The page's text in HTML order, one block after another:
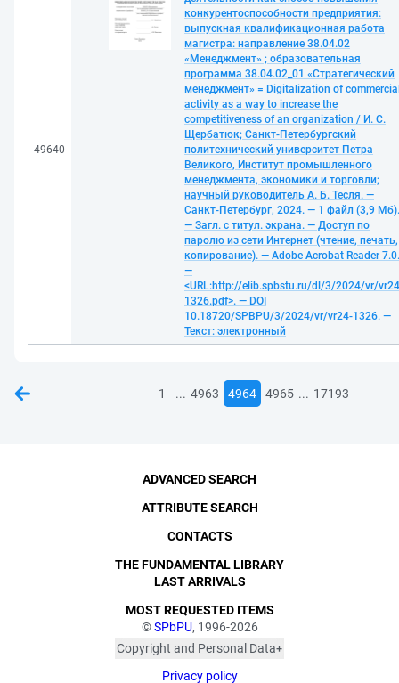
49640
конкурентоспособности предприятия:
выпускная квалификационная работа
магистра: направление 38.04.02
«Менеджмент» ; образовательная
программа 38.04.02_01 «Стратегический
менеджмент» = Digitalization of
activity as a way to increase the
competitiveness of an organization / И. С.
Щербатюк; Санкт-Петербургский
политехнический университет Петра
Великого, Институт промышленного
менеджмента, экономики и торговли;
научный руководитель А. Б. Тесля. —
Санкт-Петербург, 2024. — 1 файл (3,9 Мб).
— Загл. с титул. экрана. — Доступ по
паролю из сети Интернет (чтение, печать,
копирование). — Adobe Acrobat Reader 7.0.
—
<URL:http://elib.spbstu.ru/dl/3/2024/vr/
1326.pdf>. — DOI
10.18720/SPBPU/3/2024/vr/vr24-1326. —
Текст: электронный
1 ... 4963 4964 4965 ... 17193
©SPbPU, 1996-2026
Copyright and Personal Data
published with the
Privacy policy
ADVANCED SEARCH
ATTRIBUTE SEARCH
CONTACTS
THE FUNDAMENTAL LIBRARY
LAST ARRIVALS
MOST REQUESTED ITEMS